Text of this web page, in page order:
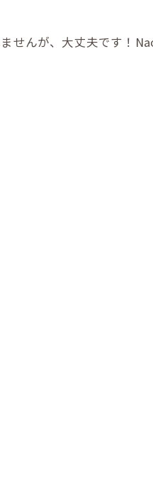
せんが、大丈夫です！